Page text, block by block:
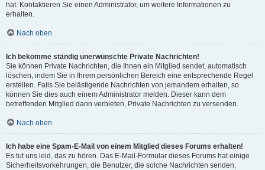
hat. Kontaktieren Sie einen Administrator, um weitere Informationen zu
erhalten.
Nach oben
Ich bekomme ständig unerwünschte Private Nachrichten!
Sie können Private Nachrichten, die Ihnen ein Mitglied sendet, automatisch
löschen, indem Sie in Ihrem persönlichen Bereich eine entsprechende Regel
erstellen. Falls Sie belästigende Nachrichten von jemandem erhalten, so
können Sie dies auch einem Administrator melden. Dieser kann dem
betreffenden Mitglied dann verbieten, Private Nachrichten zu versenden.
Nach oben
Ich habe eine Spam-E-Mail von einem Mitglied dieses Forums erhalten!
Es tut uns leid, das zu hören. Das E-Mail-Formular dieses Forums hat einige
Sicherheitsvorkehrungen, die Benutzer, die solche Nachrichten senden,